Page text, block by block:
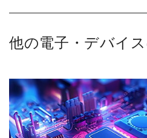
他の電子・デバイ